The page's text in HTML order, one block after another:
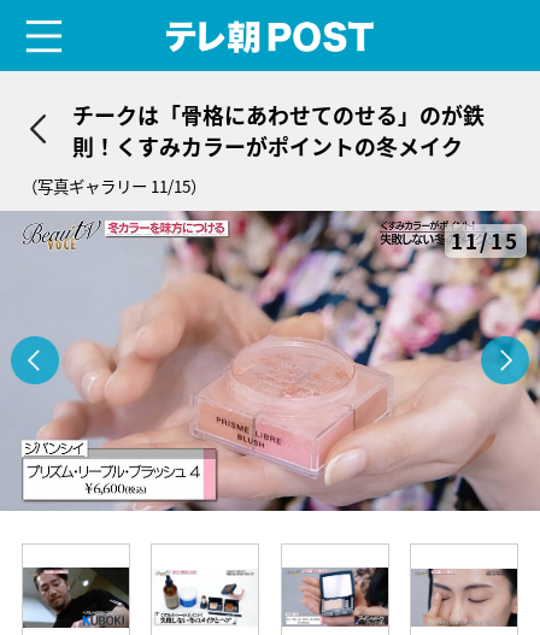
チークは「骨格にあわせてのせる」のが鉄
則！くすみカラーがポイントの冬メイク
（写真ギャラリー 11/15）
11/15